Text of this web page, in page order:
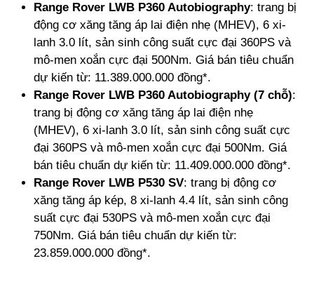
Range Rover LWB P360 Autobiography: trang bị
động cơ xăng tăng áp lai điện nhẹ (MHEV), 6 xi-
lanh 3.0 lít, sản sinh công suất cực đại 360PS và
mô-men xoắn cực đại 500Nm. Giá bán tiêu chuẩn
dự kiến từ: 11.389.000.000 đồng*.
Range Rover LWB P360 Autobiography (7 chỗ):
trang bị động cơ xăng tăng áp lai điện nhẹ
(MHEV), 6 xi-lanh 3.0 lít, sản sinh công suất cực
đại 360PS và mô-men xoắn cực đại 500Nm. Giá
bán tiêu chuẩn dự kiến từ: 11.409.000.000 đồng*.
Range Rover LWB P530 SV: trang bị động cơ
xăng tăng áp kép, 8 xi-lanh 4.4 lít, sản sinh công
suất cực đại 530PS và mô-men xoắn cực đại
750Nm. Giá bán tiêu chuẩn dự kiến từ:
23.859.000.000 đồng*.